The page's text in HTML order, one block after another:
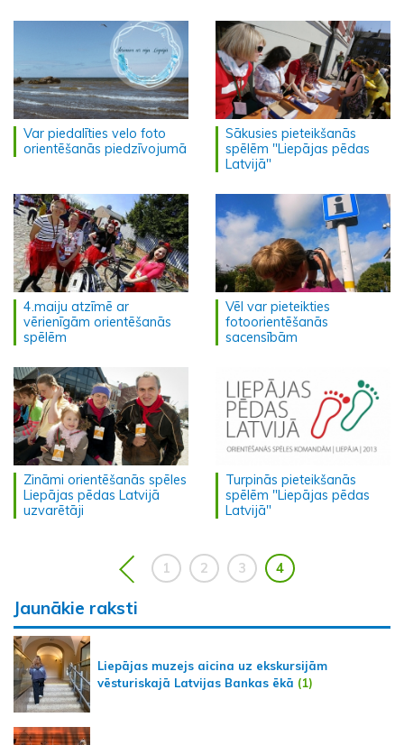
Var piedalīties velo foto
orientēšanās piedzīvojumā
Sākusies pieteikšanās
spēlēm "Liepājas pēdas
Latvijā"
4.maiju atzīmē ar
vērienīgām orientēšanās
spēlēm
Vēl var pieteikties
fotoorientēšanās
sacensībām
Zināmi orientēšanās spēles
Liepājas pēdas Latvijā
uzvarētāji
Turpinās pieteikšanās
spēlēm "Liepājas pēdas
Latvijā"
1 2 3 4
Jaunākie raksti
Liepājas muzejs aicina uz ekskursijām
vēsturiskajā Latvijas Bankas ēkā (1)